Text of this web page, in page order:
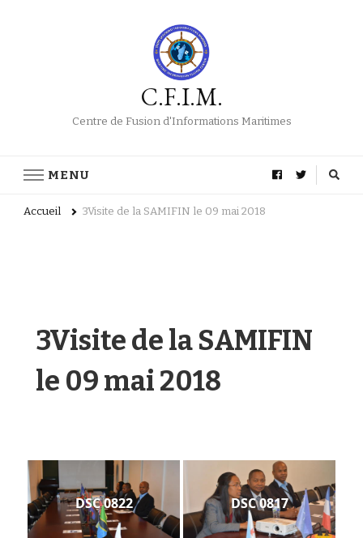
C.F.I.M.
Centre de Fusion d'Informations Maritimes
MENU
Accueil 3Visite de la SAMIFIN le 09 mai 2018
3Visite de la SAMIFIN
le 09 mai 2018
DSC 0822 DSC 0817